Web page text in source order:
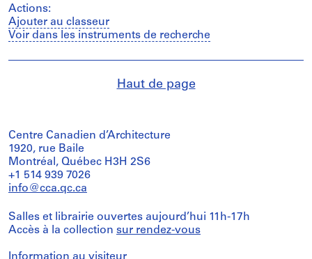
Actions:
Ajouter au classeur
Voir dans les instruments de recherche
Haut de page
Centre Canadien d’Architecture
1920, rue Baile
Montréal, Québec H3H 2S6
+1 514 939 7026
info@cca.qc.ca
Salles et librairie ouvertes aujourd’hui 11h-17h
Accès à la collection sur rendez-vous